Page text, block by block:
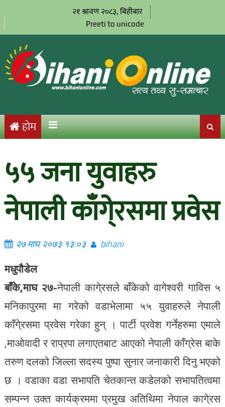
२१ श्रावण २०८३, बिहीबार
Preeti to unicode
होम
५५ जना युवाहरु
नेपाली काँगे्रसमा प्रवेस
२७ माघ २०७३ १३:०३ bihani
मधुपौडेल
बाँके,माघ २७-नेपाली कागे्रसले बाँकेको वागेश्वरी गाविस ५
मनिकापुरमा मा गरेको वडाभेलामा ५५ युवाहरुले नेपाली
काँगे्रसमा प्रवेस गरेका हुन् । पार्टी प्रवेश गर्नेहरुमा एमाले
,माओवादी र राप्रपा लगाएतबाट आएको नेपाली काँग्रेस बाके
तरुण दलको जिल्ला सदस्य पुष्पा सुनार जनाकारी दिनु भएको
छ । वडाका वडा सभापति चेतकान्त कडेलको सभापतित्वमा
सम्पन्न उक्त कार्यक्रममा प्रमुख अतिथिमा नेपाल कागे्रस